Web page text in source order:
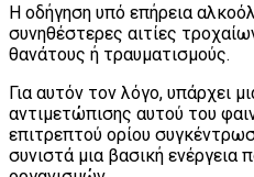
Η οδήγηση υπό επήρεια
συνηθέστερες αιτίες
θανάτους ή τραυματισμούς.
Για αυτόν τον λόγο, υπάρχει
αντιμετώπισης αυτού του
επιτρεπτού ορίου
συνιστά μια βασική